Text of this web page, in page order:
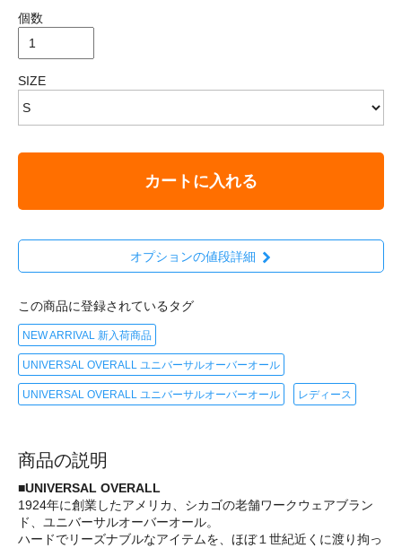
個数
SIZE
カートに入れる
オプションの値段詳細
この商品に登録されているタグ
NEW ARRIVAL 新入荷商品
UNIVERSAL OVERALL ユニバーサルオーバーオール
UNIVERSAL OVERALL ユニバーサルオーバーオール レディース
商品の説明
■UNIVERSAL OVERALL
1924年に創業したアメリカ、シカゴの老舗ワークウェアブラン
ド、ユニバーサルオーバーオール。
ハードでリーズナブルなアイテムを、ほぼ１世紀近くに渡り拘っ